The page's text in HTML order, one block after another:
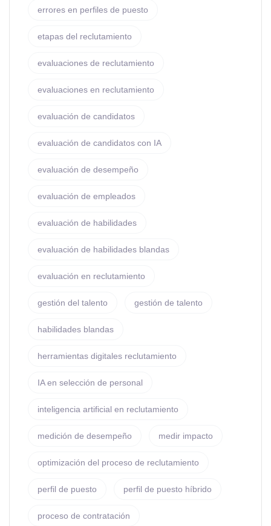
errores en perfiles de puesto
etapas del reclutamiento
evaluaciones de reclutamiento
evaluaciones en reclutamiento
evaluación de candidatos
evaluación de candidatos con IA
evaluación de desempeño
evaluación de empleados
evaluación de habilidades
evaluación de habilidades blandas
evaluación en reclutamiento
gestión del talento gestión de talento
habilidades blandas
herramientas digitales reclutamiento
IA en selección de personal
inteligencia artificial en reclutamiento
medición de desempeño medir impacto
optimización del proceso de reclutamiento
perfil de puesto perfil de puesto híbrido
proceso de contratación